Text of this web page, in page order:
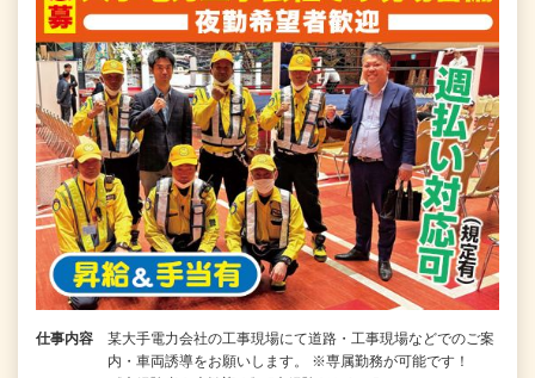
仕事内容
某大手電力会社の工事現場にて道路・工事現場などでのご案
内・車両誘導をお願いします。 ※専属勤務が可能です！